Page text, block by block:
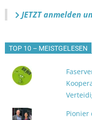
JETZT anmelden
TOP 10 – MEISTGELESEN
Pionier